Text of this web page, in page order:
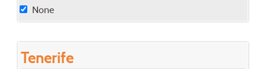
None
Tenerife